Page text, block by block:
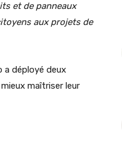
et de panneaux
aux projets de
a déployé deux
maîtriser leur